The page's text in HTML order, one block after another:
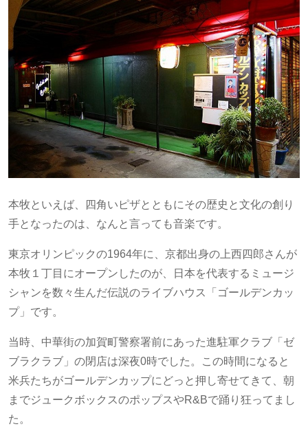
本牧といえば、四角いピザとともにその歴史と文化の創り
手となったのは、なんと言っても音楽です。
東京オリンピックの1964年に、京都出身の上西四郎さんが
本牧１丁目にオープンしたのが、日本を代表するミュージ
シャンを数々生んだ伝説のライブハウス「ゴールデンカッ
プ」です。
当時、中華街の加賀町警察署前にあった進駐軍クラブ「ゼ
ブラクラブ」の閉店は深夜0時でした。この時間になると
米兵たちがゴールデンカップにどっと押し寄せてきて、朝
までジュークボックスのポップスやR&Bで踊り狂ってまし
た。